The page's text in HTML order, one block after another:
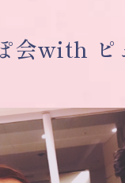
会with ピ